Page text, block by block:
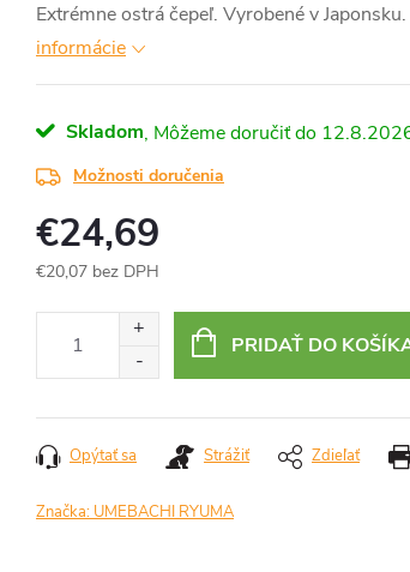
Extrémne ostrá čepeľ. Vyrobené v Japonsku.
informácie
Skladom
Možnosti doručenia
€24,69
€20,07 bez DPH
PRIDAŤ DO
Opýtať sa Strážiť Zdieľať
Značka: UMEBACHI RYUMA